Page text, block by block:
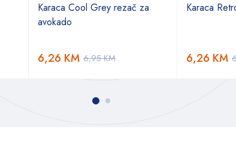
Karaca Cool Grey rezač za
avokado
6,95KM
6,26 KM
Karaca
6,26 KM